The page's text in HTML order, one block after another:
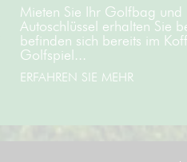
Mieten Sie Ihr Golfbag und
Autoschlüssel erhalten Sie
befinden sich bereits im
Golfspiel...
ERFAHREN SIE MEHR